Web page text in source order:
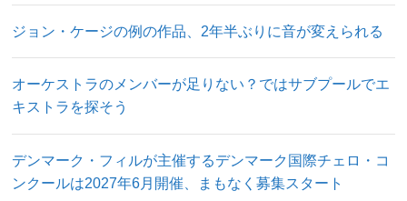
ジョン・ケージの例の作品、2年半ぶりに音が変えられる
オーケストラのメンバーが足りない？ではサブプールでエ
キストラを探そう
デンマーク・フィルが主催するデンマーク国際チェロ・コ
ンクールは2027年6月開催、まもなく募集スタート